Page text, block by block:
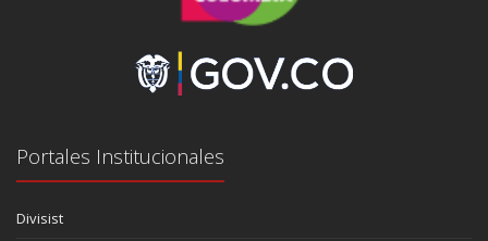
Portales Institucionales
Divisist